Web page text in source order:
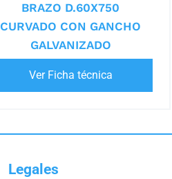
BRAZO D.60X750
CURVADO CON GANCHO
GALVANIZADO
Ver Ficha técnica
Legales